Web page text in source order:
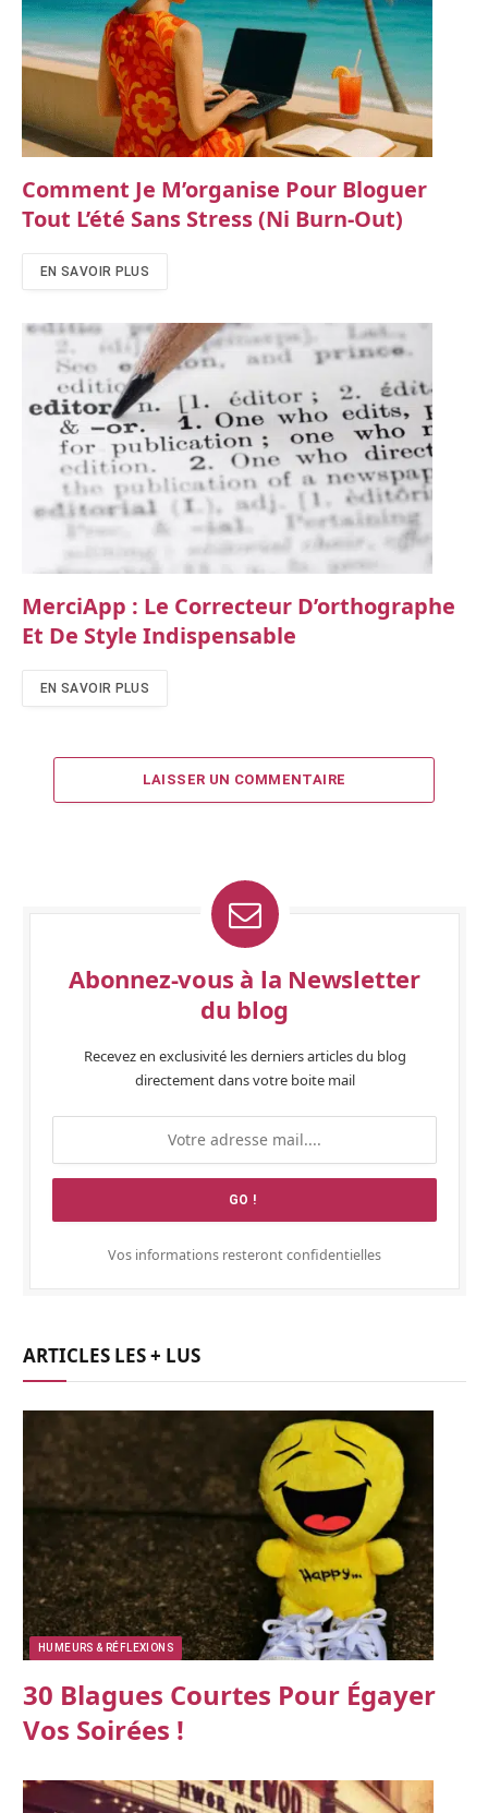
Comment Je M’organise Pour Bloguer
Tout L’été Sans Stress (ni Burn-Out)
EN SAVOIR PLUS
MerciApp : Le Correcteur D’orthographe
Et De Style Indispensable
EN SAVOIR PLUS
LAISSER UN COMMENTAIRE
Abonnez-vous à la Newsletter
du blog
Recevez en exclusivité les derniers articles du blog
directement dans votre boite mail
Vos informations resteront confidentielles
ARTICLES LES + LUS
HUMEURS & RÉFLEXIONS
30 Blagues Courtes Pour Égayer
Vos Soirées !